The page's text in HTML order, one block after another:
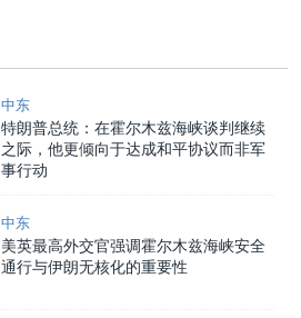
中东
特朗普总统：在霍尔木兹海峡谈判继续
之际，他更倾向于达成和平协议而非军
事行动
中东
美英最高外交官强调霍尔木兹海峡安全
通行与伊朗无核化的重要性